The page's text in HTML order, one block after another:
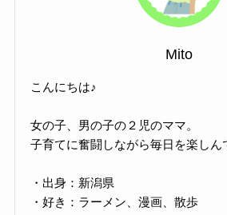
Mito
こんにちは♪
女の子、男の子の２児のママ。
子育てに奮闘しながら毎日を楽しん
・出身：新潟県
・好き：ラーメン、漫画、散歩